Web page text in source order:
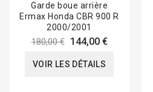
Garde boue arrière
Ermax Honda CBR 900 R
2000/2001
180,00 € 144,00 €
VOIR LES DÉTAILS